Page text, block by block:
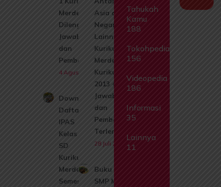
Merdeka
Dilengkapi
Jawaban
dan
Pembahasan
4 Agustus 2026
Download
Daftar Isi
IPAS
Kelas 1
SD
Kurikulum
Merdeka
Semester
Asia dan
Negara
Lainnya |
Kurikulum
Merdeka &
Kurikulum
2013 +
Jawaban
dan
Pembahasan
Terlengkap
28 Juli 2026
Buku Siswa
SMP MTs
Tahukah
Kamu
188
Tokohpedia
156
Videopedia
186
Informasi
35
Lainnya
11